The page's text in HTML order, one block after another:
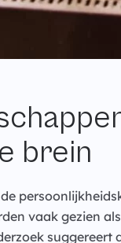
brein
vaak gezien als
suggereert